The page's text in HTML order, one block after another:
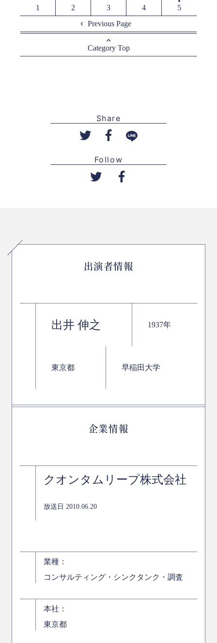
1 2 3 4
5
Previous Page
Category Top
Share
Follow
出演者情報
出井 伸之 1937年
東京都 早稲田大学
企業情報
クオンタムリープ株式会社
放送日 2010.06.20
業種：
コンサルティング・シンクタンク・調査
本社：
東京都